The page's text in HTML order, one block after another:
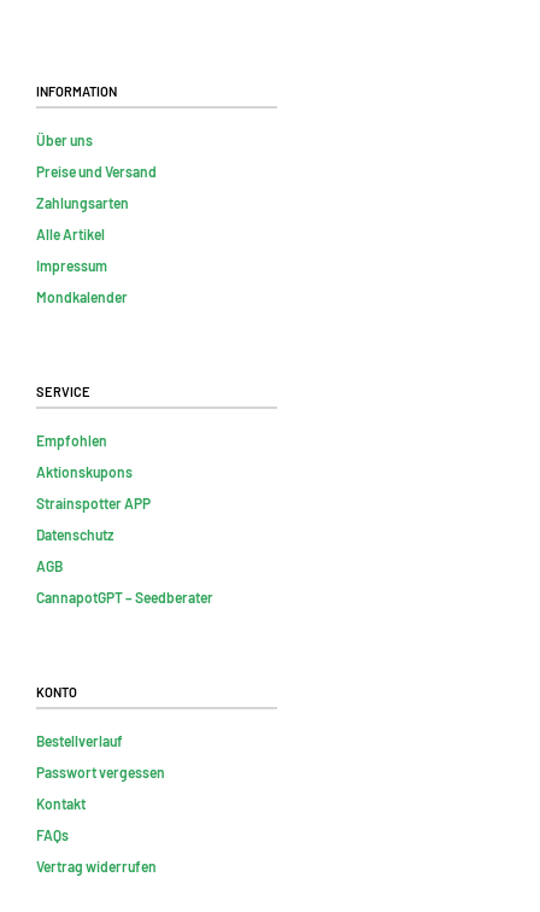
Information
Über uns
Preise und Versand
Zahlungsarten
Alle Artikel
Impressum
Mondkalender
Service
Empfohlen
Aktionskupons
Strainspotter APP
Datenschutz
AGB
CannapotGPT – Seedberater
Konto
Bestellverlauf
Passwort vergessen
Kontakt
FAQs
Vertrag widerrufen